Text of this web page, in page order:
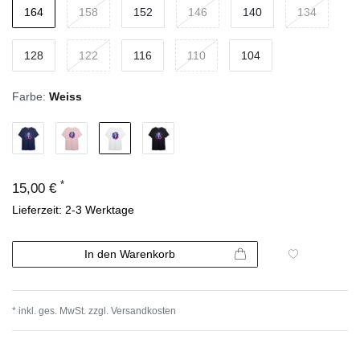
164 158 152 146 140 134
128 122 116 110 104
Farbe: Weiss
15,00 € *
Lieferzeit: 2-3 Werktage
In den Warenkorb
* inkl. ges. MwSt. zzgl. Versandkosten